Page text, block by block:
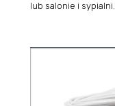
lub salonie i sypialni.